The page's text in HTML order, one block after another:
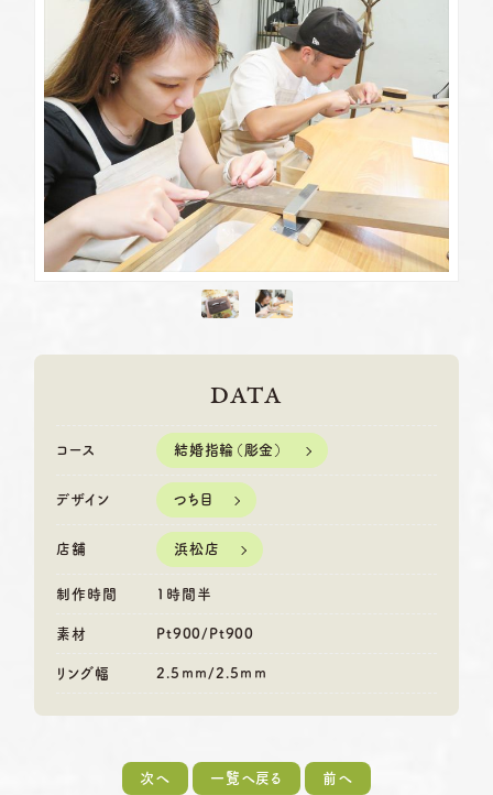
DATA
コース 結婚指輪（彫金）
デザイン つち目
店舗 浜松店
制作時間 1時間半
素材 Pt900/Pt900
リング幅 2.5ｍｍ/2.5ｍｍ
次へ 一覧へ戻る 前へ